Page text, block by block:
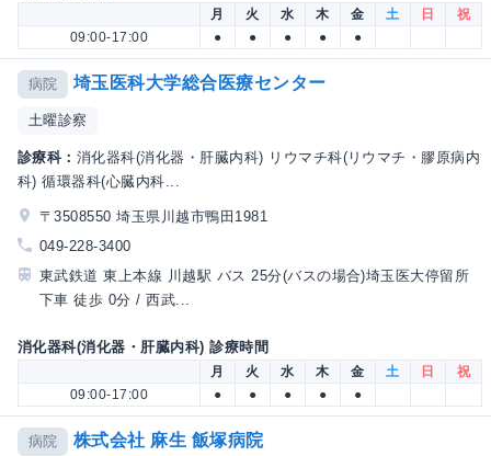
月 火 水 木 金 土 日
祝
09:00-17:00
● ● ● ● ●
病院 埼玉医科大学総合医療センター
土曜診察
診療科： 消化器科(消化器・肝臓内科) リウマチ科(リウマチ・膠原病内
科) 循環器科(心臓内科...
〒3508550 埼玉県川越市鴨田1981
049-228-3400
東武鉄道 東上本線 川越駅 バス 25分(バスの場合)埼玉医大停留所
下車 徒歩 0分 / 西武...
消化器科(消化器・肝臓内科) 診療時間
月 火 水 木 金 土 日
祝
09:00-17:00
● ● ● ● ●
病院 株式会社 麻生 飯塚病院